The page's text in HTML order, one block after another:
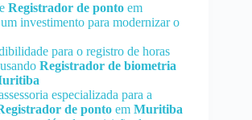
Registrador de ponto em
investimento para modernizar o
para o registro de horas
Registrador de biometria
especializada para a
de ponto em Muritiba